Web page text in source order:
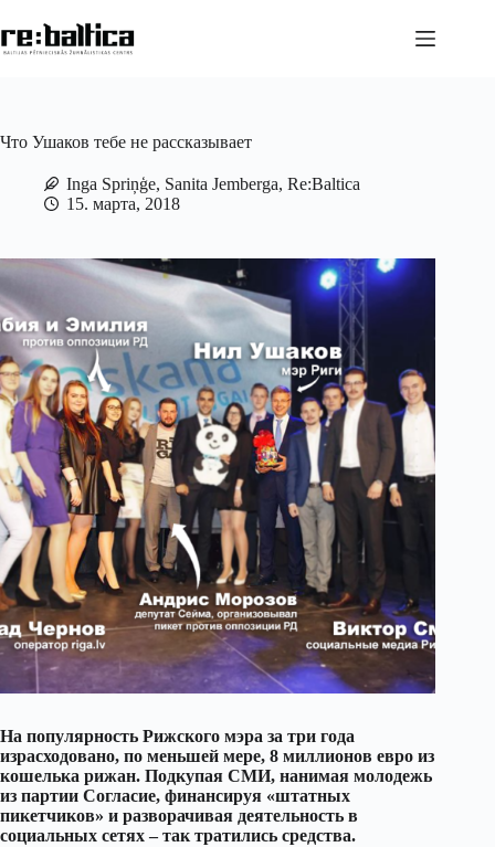
к
сути
Что Ушаков тебе не рассказывает
Inga Spriņģe, Sanita Jemberga, Re:Baltica
15. марта, 2018
На популярность Рижского мэра за три года
израсходовано, по меньшей мере, 8 миллионов евро из
кошелька рижан. Подкупая СМИ, нанимая молодежь
из партии Согласие, финансируя «штатных
пикетчиков» и разворачивая деятельность в
социальных сетях – так тратились средства.